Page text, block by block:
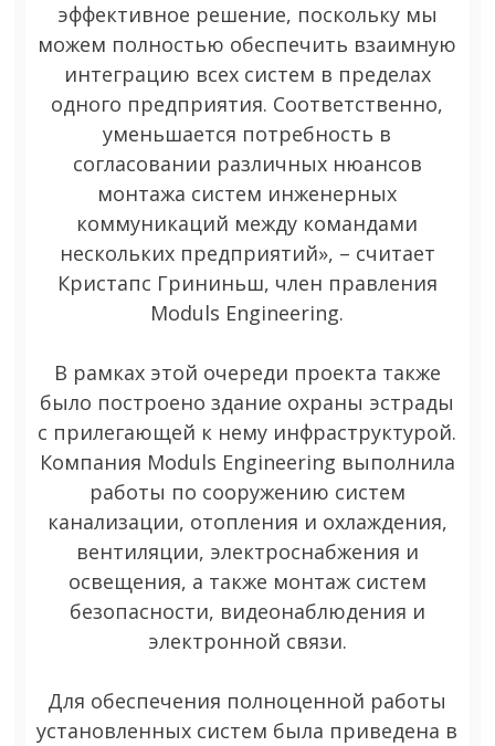
эффективное решение, поскольку мы
можем полностью обеспечить взаимную
интеграцию всех систем в пределах
одного предприятия. Соответственно,
уменьшается потребность в
согласовании различных нюансов
монтажа систем инженерных
коммуникаций между командами
нескольких предприятий», – считает
Кристапс Грининьш, член правления
Moduls Engineering.
В рамках этой очереди проекта также
было построено здание охраны эстрады
с прилегающей к нему инфраструктурой.
Компания Moduls Engineering выполнила
работы по сооружению систем
канализации, отопления и охлаждения,
вентиляции, электроснабжения и
освещения, а также монтаж систем
безопасности, видеонаблюдения и
электронной связи.
Для обеспечения полноценной работы
установленных систем была приведена в